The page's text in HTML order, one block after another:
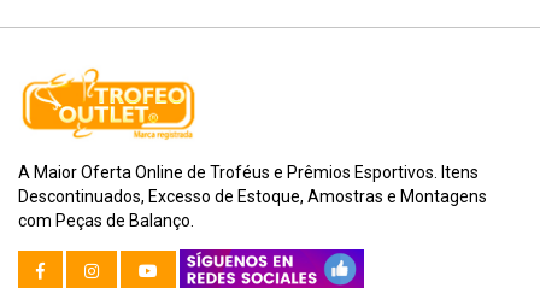
A Maior Oferta Online de Troféus e Prêmios Esportivos. Itens
Descontinuados, Excesso de Estoque, Amostras e Montagens
com Peças de Balanço.